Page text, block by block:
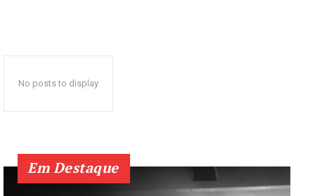
No posts to display
Em Destaque